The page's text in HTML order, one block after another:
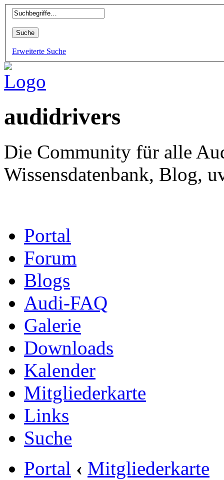
Erweiterte Suche
audidrivers
Die Community für alle
Wissensdatenbank, Blog,
Portal
Forum
Blogs
Audi-FAQ
Galerie
Downloads
Kalender
Mitgliederkarte
Links
Suche
Portal ‹ Mitgliederkarte